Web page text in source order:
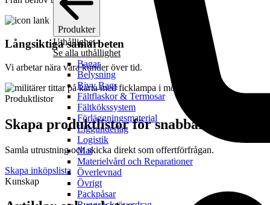
Produkter
Uthållighet
Se alla uthållighet
Bagar
Belysning
Bivy Bags
Fältflaskor & Termosar
Fältkökssystem
Förläggningsmaterial
Liggunderlag
Logistik
Mat
Materielvård och Reparationer
Överlevnad
Övrigt
Packpåsar
Långsiktiga samarbeten
Vi arbetar nära våra kunder över tid.
Produktlistor
Skapa produktlistor för snabbare inköp
Samla utrustning och skicka direkt som offertförfrågan.
Skapa inköpslista
Kunskap